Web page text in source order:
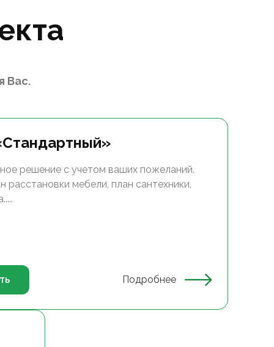
Вас.
решение с учетом ваших пожеланий.
расстановки мебели, план сантехники,
Подробнее